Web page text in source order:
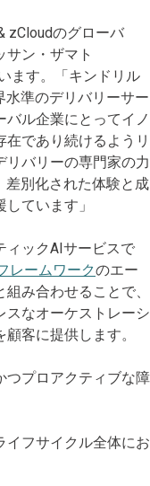
zCloudのグローバ
サン・ザマト
ます。「キンドリル
準のデリバリーサー
バル企業にとってイノ
であり続けるようリ
リバリーの専門家の力
差別化された体験と成
ています」
ィックAIサービスで
レームワークのエー
み合わせることで、
スなオーケストレーシ
客に提供します。
つプロアクティブな障
イフサイクル全体にお